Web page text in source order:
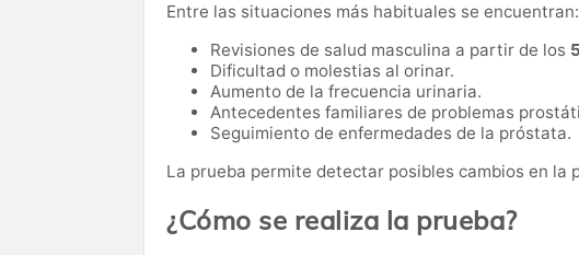
Entre las situaciones más habituales se encuentran:
Revisiones de salud masculina a partir de los
Dificultad o molestias al orinar.
Aumento de la frecuencia urinaria.
Antecedentes familiares de problemas
Seguimiento de enfermedades de la próstata.
La prueba permite detectar posibles cambios en la
¿Cómo se realiza la prueba?